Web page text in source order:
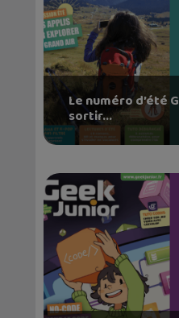
Le numéro d’été
sortir...